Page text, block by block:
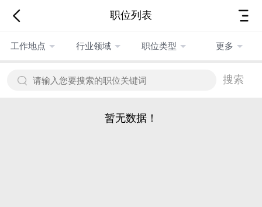
职位列表
工作地点 行业领域 职位类型 更多
搜索
暂无数据！